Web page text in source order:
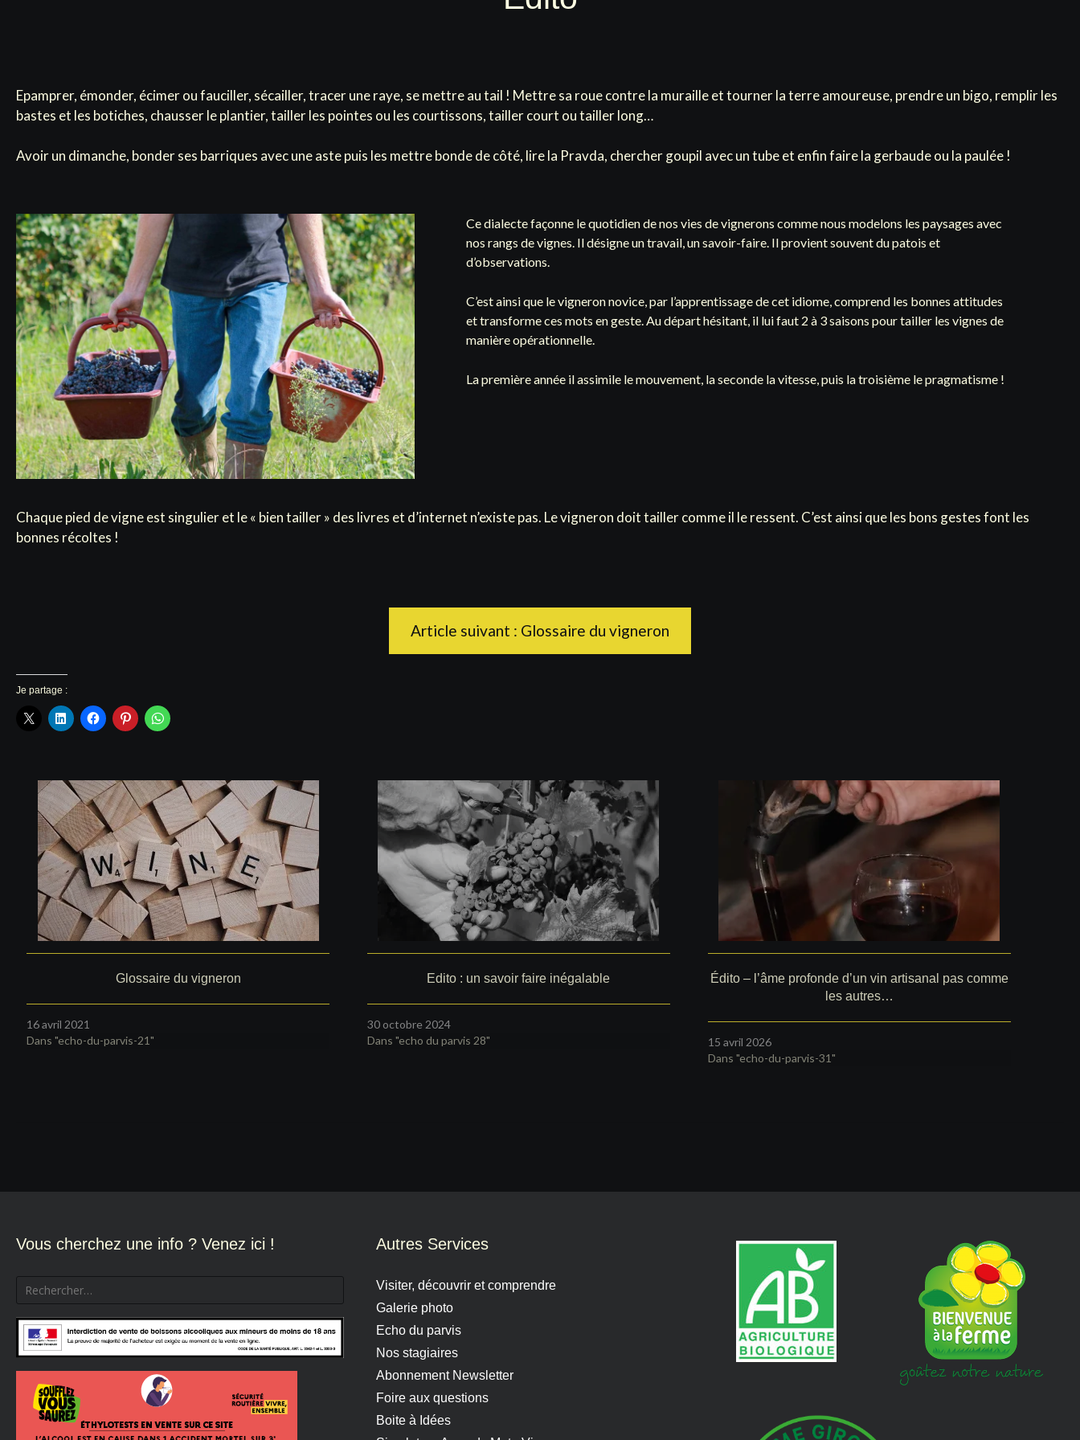
Epamprer, émonder, écimer ou fauciller, sécailler, tracer une raye, se mettre au tail ! Mettre sa roue contre la muraille et tourner la terre amoureuse, prendre un bigo, remplir les
bastes et les botiches, chausser le plantier, tailler les pointes ou les courtissons, tailler court ou tailler long…
Avoir un dimanche, bonder ses barriques avec une aste puis les mettre bonde de côté, lire la Pravda, chercher goupil avec un tube et enfin faire la gerbaude ou la paulée !
Ce dialecte façonne le quotidien de nos vies de vignerons comme nous modelons les paysages avec
nos rangs de vignes. Il désigne un travail, un savoir-faire. Il provient souvent du patois et
d’observations.
C’est ainsi que le vigneron novice, par l’apprentissage de cet idiome, comprend les bonnes attitudes
et transforme ces mots en geste. Au départ hésitant, il lui faut 2 à 3 saisons pour tailler les vignes de
manière opérationnelle.
La première année il assimile le mouvement, la seconde la vitesse, puis la troisième le pragmatisme !
Chaque pied de vigne est singulier et le « bien tailler » des livres et d’internet n’existe pas. Le vigneron doit tailler comme il le ressent. C’est ainsi que les bons gestes font les
bonnes récoltes !
Article suivant : Glossaire du vigneron
Je partage :
Glossaire du vigneron
16 avril 2021
Dans "echo-du-parvis-21"
Edito : un savoir faire inégalable
30 octobre 2024
Dans "echo du parvis 28"
Édito – l’âme profonde d’un vin artisanal pas comme
les autres…
15 avril 2026
Dans "echo-du-parvis-31"
de
l’article
Vous cherchez une info ? Venez ici !
Rechercher :
Autres Services
Visiter, découvrir et comprendre
Galerie photo
Echo du parvis
Nos stagiaires
Abonnement Newsletter
Foire aux questions
Boite à Idées